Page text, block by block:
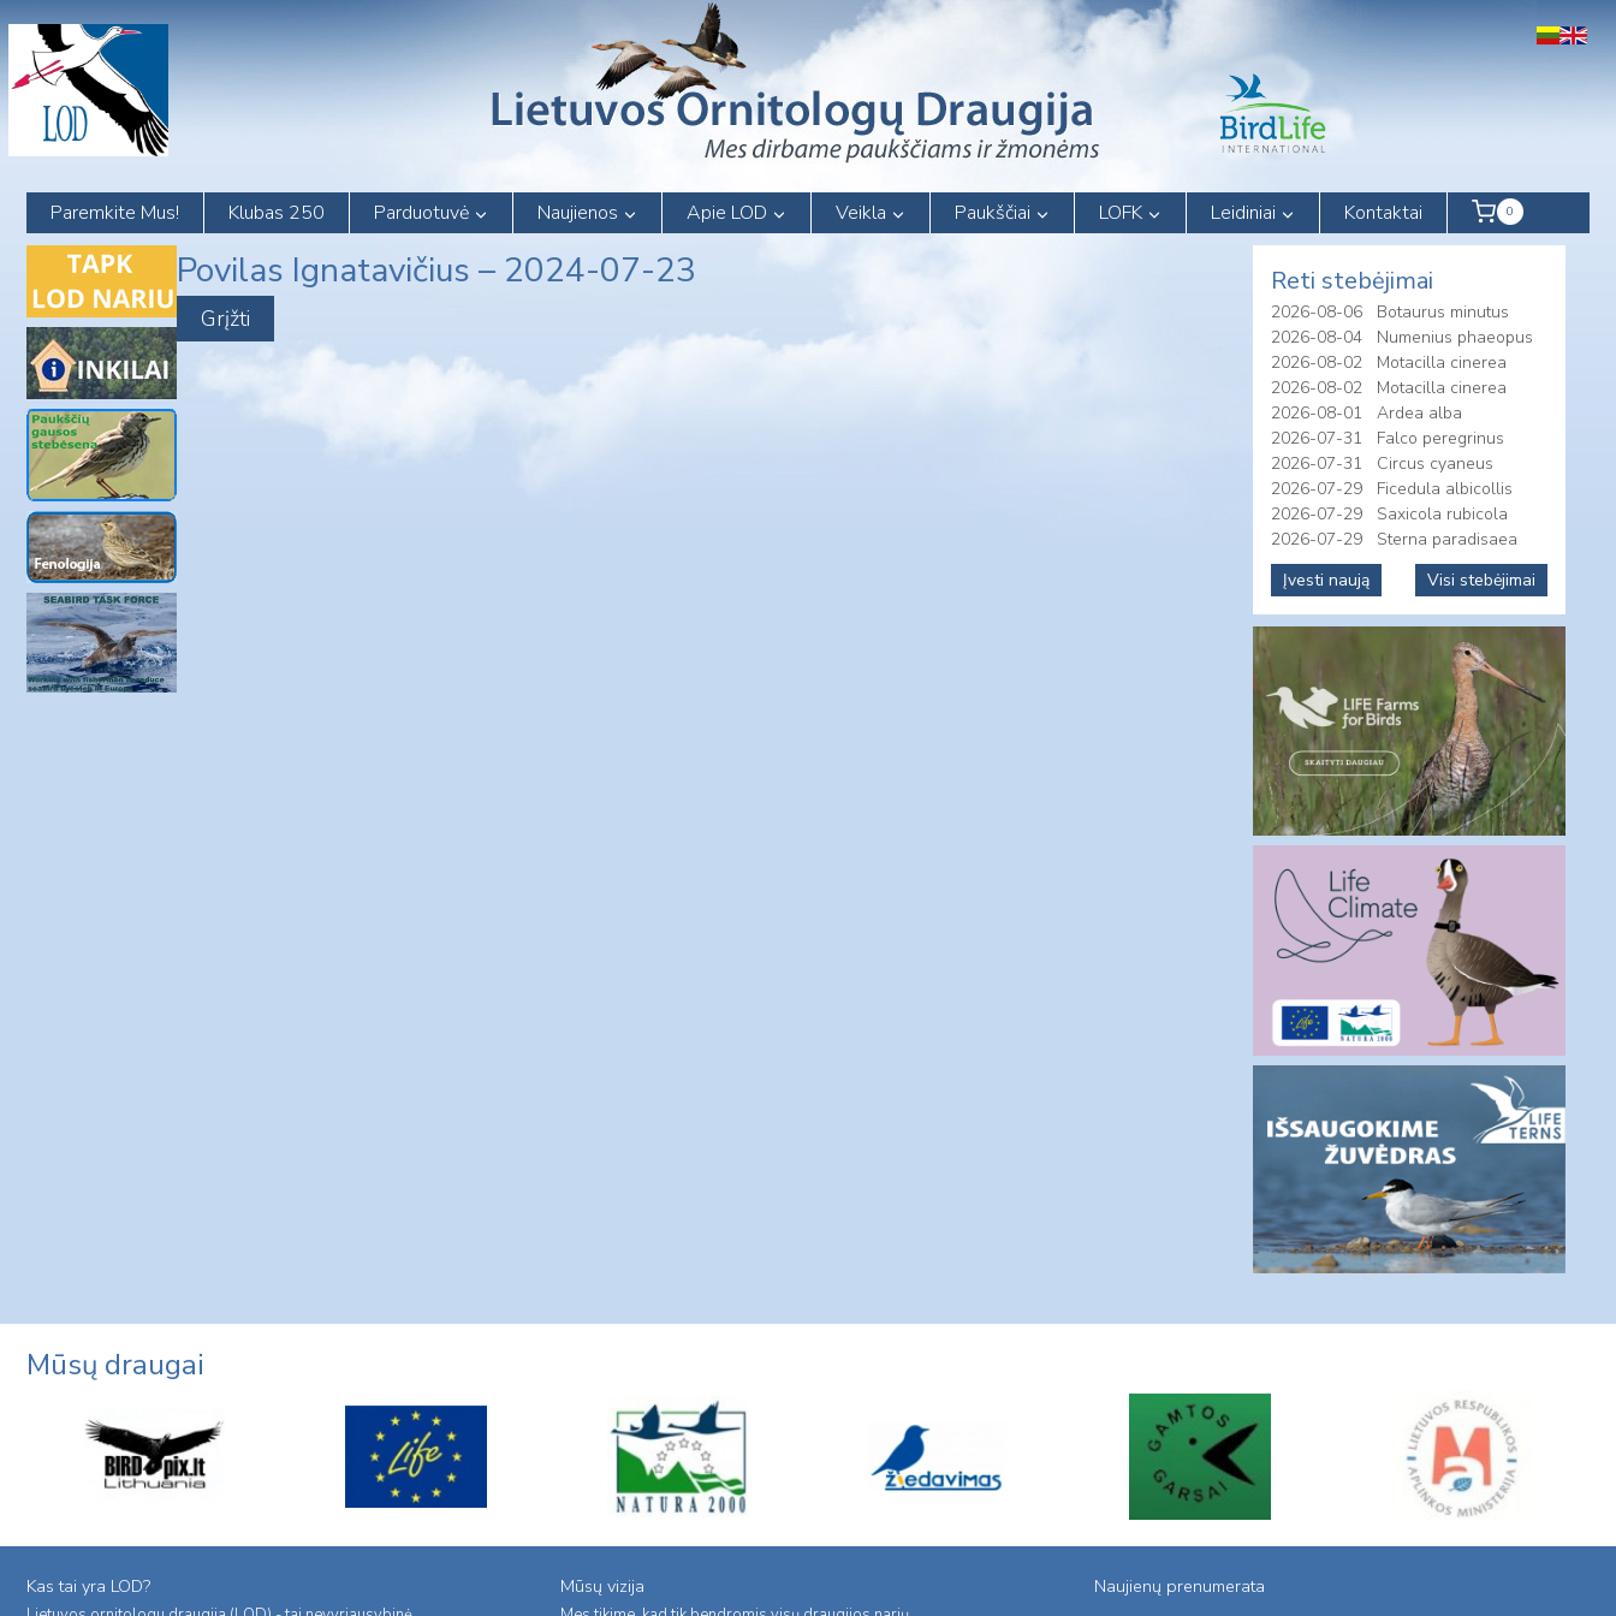
content
Paremkite Mus! Klubas 250 Parduotuvė Naujienos Apie LOD Veikla Paukščiai LOFK Leidiniai Kontaktai 0
Povilas Ignatavičius – 2024-07-23 Reti stebėjimai
2026-08-06
Botaurus minutus
2026-08-04
Numenius phaeopus
2026-08-02
Motacilla cinerea
2026-08-02
Motacilla cinerea
2026-08-01
Ardea alba
2026-07-31
Falco peregrinus
2026-07-31
Circus cyaneus
2026-07-29
Ficedula albicollis
2026-07-29
Saxicola rubicola
2026-07-29
Sterna paradisaea
Įvesti naują
Visi stebėjimai
Mūsų draugai
Kas tai yra LOD? Mūsų vizija Naujienų prenumerata